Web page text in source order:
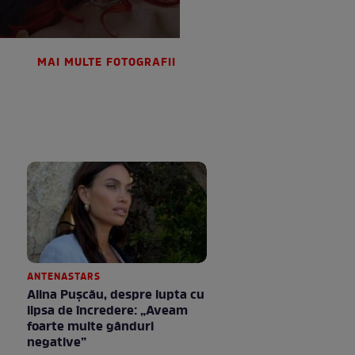
MAI MULTE FOTOGRAFII
ANTENASTARS
Alina Pușcău, despre lupta cu
lipsa de încredere: „Aveam
foarte multe gânduri
negative”